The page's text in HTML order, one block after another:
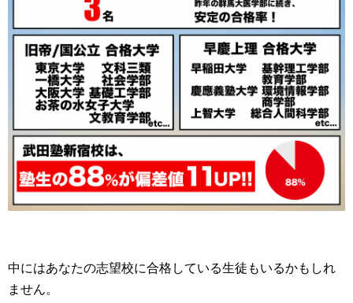
中にはあなたの志望校に合格している生徒もいるかもしれ
ません。